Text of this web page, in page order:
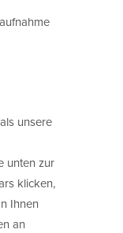
unsere
unten zur
klicken,
Ihnen
an